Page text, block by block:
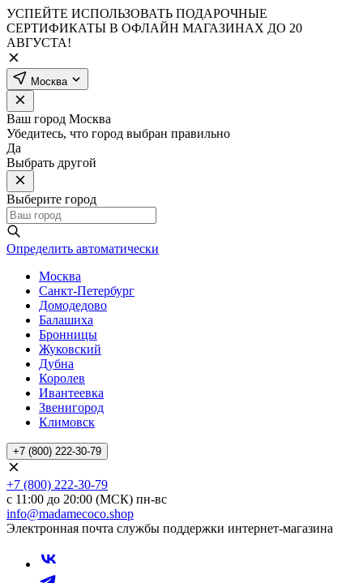
УСПЕЙТЕ ИСПОЛЬЗОВАТЬ ПОДАРОЧНЫЕ
СЕРТИФИКАТЫ В ОФЛАЙН МАГАЗИНАХ ДО 20
АВГУСТА!
Москва
Ваш город Москва
Убедитесь, что город выбран правильно
Да
Выбрать другой
Выберите город
Определить автоматически
Москва
Санкт-Петербург
Домодедово
Балашиха
Бронницы
Жуковский
Дубна
Королев
Ивантеевка
Звенигород
Климовск
+7 (800) 222-30-79
+7 (800) 222-30-79
с 11:00 до 20:00 (МСК) пн-вс
info@madamecoco.shop
Электронная почта службы поддержки интернет-магазина